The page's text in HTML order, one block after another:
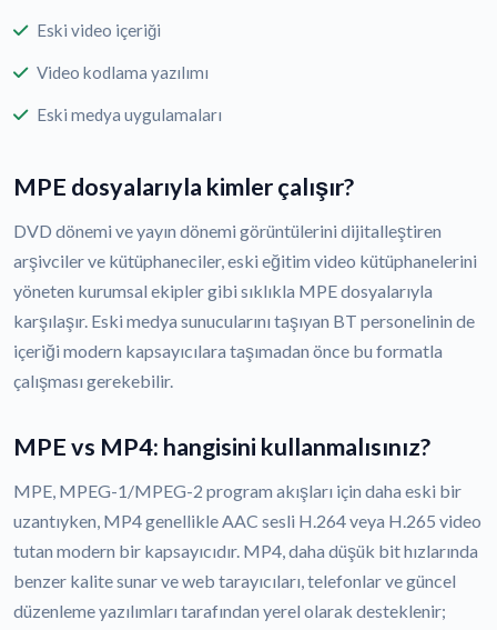
Eski video içeriği
Video kodlama yazılımı
Eski medya uygulamaları
MPE dosyalarıyla kimler çalışır?
DVD dönemi ve yayın dönemi görüntülerini dijitalleştiren
arşivciler ve kütüphaneciler, eski eğitim video kütüphanelerini
yöneten kurumsal ekipler gibi sıklıkla MPE dosyalarıyla
karşılaşır. Eski medya sunucularını taşıyan BT personelinin de
içeriği modern kapsayıcılara taşımadan önce bu formatla
çalışması gerekebilir.
MPE vs MP4: hangisini kullanmalısınız?
MPE, MPEG-1/MPEG-2 program akışları için daha eski bir
uzantıyken, MP4 genellikle AAC sesli H.264 veya H.265 video
tutan modern bir kapsayıcıdır. MP4, daha düşük bit hızlarında
benzer kalite sunar ve web tarayıcıları, telefonlar ve güncel
düzenleme yazılımları tarafından yerel olarak desteklenir;